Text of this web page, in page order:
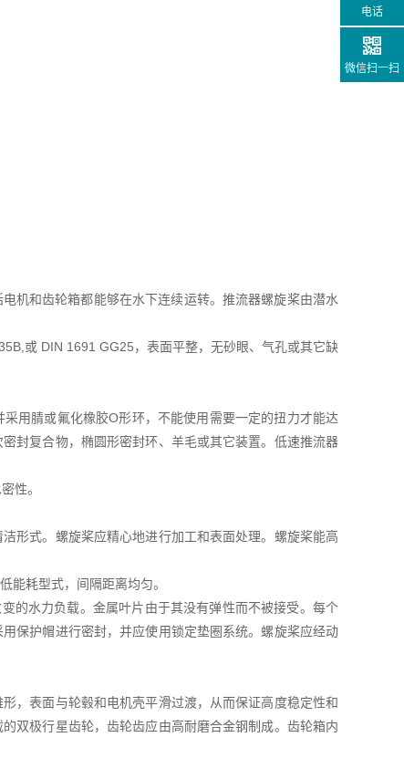
机和齿轮箱都能够在水下连续运转。推流器螺旋桨由潜水
或 DIN 1691 GG25，表面平整，无砂眼、气孔或其它缺
用腈或氟化橡胶O形环，不能使用需要一定的扭力才能达
封复合物，椭圆形密封环、羊毛或其它装置。低速推流器
性。
形式。螺旋桨应精心地进行加工和表面处理。螺旋桨能高
能耗型式，间隔距离均匀。
的水力负载。金属叶片由于其没有弹性而不被接受。每个
保护帽进行密封，并应使用锁定垫圈系统。螺旋桨应经动
，表面与轮毂和电机壳平滑过渡，从而保证高度稳定性和
双极行星齿轮，齿轮齿应由高耐磨合金钢制成。齿轮箱内
电话
微信扫一扫